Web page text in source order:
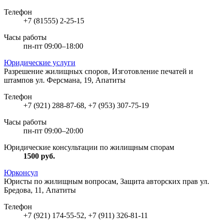
Телефон
+7 (81555) 2-25-15
Часы работы
пн-пт 09:00–18:00
Юридические услуги
Разрешение жилищных споров, Изготовление печатей и
штампов ул. Ферсмана, 19, Апатиты
Телефон
+7 (921) 288-87-68, +7 (953) 307-75-19
Часы работы
пн-пт 09:00–20:00
Юридические консультации по жилищным спорам
1500 руб.
Юрконсул
Юристы по жилищным вопросам, Защита авторских прав ул.
Бредова, 11, Апатиты
Телефон
+7 (921) 174-55-52, +7 (911) 326-81-11